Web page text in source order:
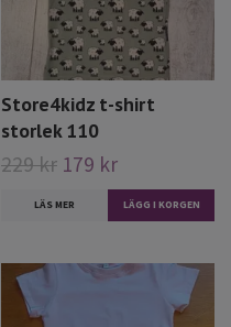
Store4kidz t-shirt
storlek 110
229 kr 179 kr
LÄS MER LÄGG I KORGEN